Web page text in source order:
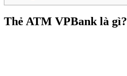
Thẻ ATM VPBank là gì?